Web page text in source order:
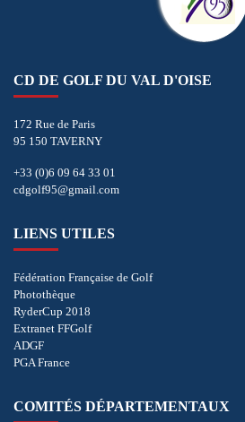
CD DE GOLF DU VAL D'OISE
172 Rue de Paris
95 150 TAVERNY
+33 (0)6 09 64 33 01
cdgolf95@gmail.com
LIENS UTILES
Fédération Française de Golf
Photothèque
RyderCup 2018
Extranet FFGolf
ADGF
PGA France
COMITÉS DÉPARTEMENTAUX